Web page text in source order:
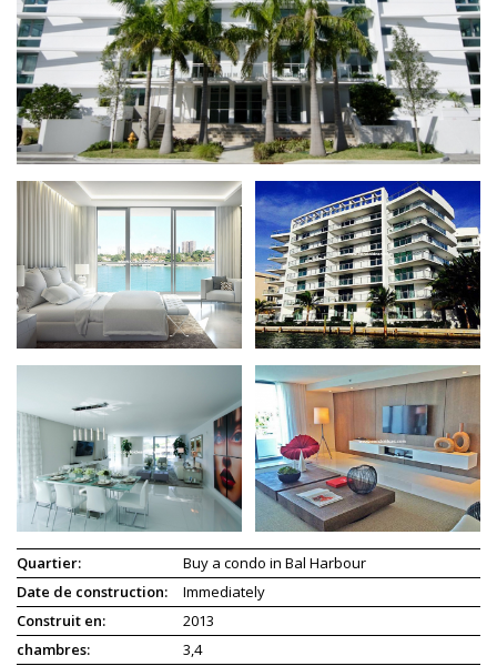
Quartier:
Buy a condo in Bal Harbour
Date de construction:
Immediately
Construit en:
2013
chambres:
3,4